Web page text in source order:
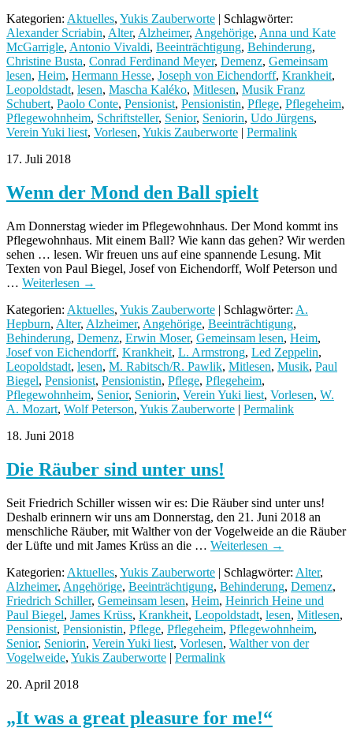
Kategorien: Aktuelles, Yukis Zauberworte | Schlagwörter:
Alexander Scriabin, Alter, Alzheimer, Angehörige, Anna und Kate
McGarrigle, Antonio Vivaldi, Beeinträchtigung, Behinderung,
Christine Busta, Conrad Ferdinand Meyer, Demenz, Gemeinsam
lesen, Heim, Hermann Hesse, Joseph von Eichendorff, Krankheit,
Leopoldstadt, lesen, Mascha Kaléko, Mitlesen, Musik Franz
Schubert, Paolo Conte, Pensionist, Pensionistin, Pflege, Pflegeheim,
Pflegewohnheim, Schriftsteller, Senior, Seniorin, Udo Jürgens,
Verein Yuki liest, Vorlesen, Yukis Zauberworte | Permalink
17. Juli 2018
Wenn der Mond den Ball spielt
Am Donnerstag wieder im Pflegewohnhaus. Der Mond kommt ins
Pflegewohnhaus. Mit einem Ball? Wie kann das gehen? Wir werden
sehen … lesen. Wir freuen uns auf eine spannende Lesung. Mit
Texten von Paul Biegel, Josef von Eichendorff, Wolf Peterson und
… Weiterlesen →
Kategorien: Aktuelles, Yukis Zauberworte | Schlagwörter: A.
Hepburn, Alter, Alzheimer, Angehörige, Beeinträchtigung,
Behinderung, Demenz, Erwin Moser, Gemeinsam lesen, Heim,
Josef von Eichendorff, Krankheit, L. Armstrong, Led Zeppelin,
Leopoldstadt, lesen, M. Rabitsch/R. Pawlik, Mitlesen, Musik, Paul
Biegel, Pensionist, Pensionistin, Pflege, Pflegeheim,
Pflegewohnheim, Senior, Seniorin, Verein Yuki liest, Vorlesen, W.
A. Mozart, Wolf Peterson, Yukis Zauberworte | Permalink
18. Juni 2018
Die Räuber sind unter uns!
Seit Friedrich Schiller wissen wir es: Die Räuber sind unter uns!
Deshalb erinnern wir uns am Donnerstag, den 21. Juni 2018 an
menschliche Räuber, mit Walther von der Vogelweide an die Räuber
der Lüfte und mit James Krüss an die … Weiterlesen →
Kategorien: Aktuelles, Yukis Zauberworte | Schlagwörter: Alter,
Alzheimer, Angehörige, Beeinträchtigung, Behinderung, Demenz,
Friedrich Schiller, Gemeinsam lesen, Heim, Heinrich Heine und
Paul Biegel, James Krüss, Krankheit, Leopoldstadt, lesen, Mitlesen,
Pensionist, Pensionistin, Pflege, Pflegeheim, Pflegewohnheim,
Senior, Seniorin, Verein Yuki liest, Vorlesen, Walther von der
Vogelweide, Yukis Zauberworte | Permalink
20. April 2018
„It was a great pleasure for me!“